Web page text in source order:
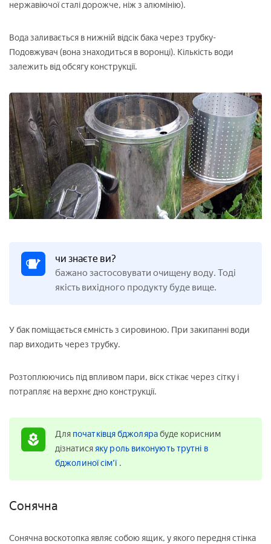
нержавіючої сталі дорожче, ніж з алюмінію).
Вода заливається в нижній відсік бака через трубку-
Подовжувач (вона знаходиться в воронці). Кількість води
залежить від обсягу конструкції.
чи знаєте ви?
бажано застосовувати очищену воду. Тоді
якість вихідного продукту буде вище.
У бак поміщається ємність з сировиною. При закипанні води
пар виходить через трубку.
Розтоплюючись під впливом пари, віск стікає через сітку і
потрапляє на верхнє дно конструкції.
Для початківця бджолярабуде корисним
дізнатисяяку роль виконують трутні в
бджолиної сім'ї .
Сонячна
Сонячна воскотопка являє собою ящик, у якого передня стінка